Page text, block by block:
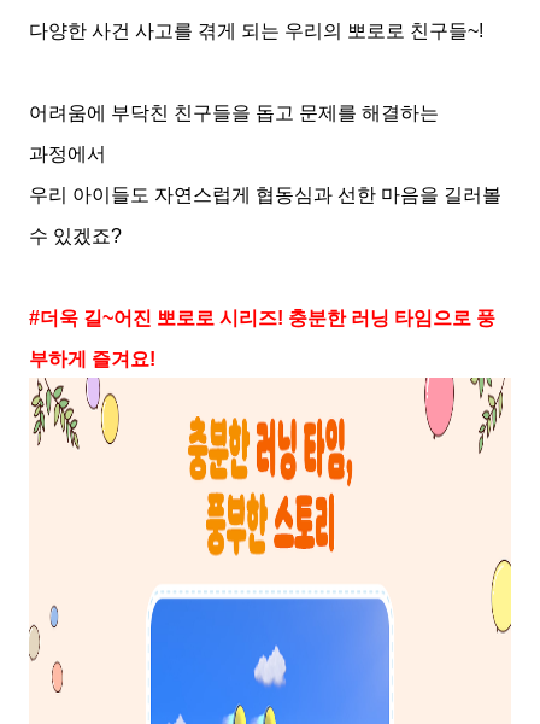
다양한 사건 사고를 겪게 되는 우리의 뽀로로 친구들~!
어려움에 부닥친 친구들을 돕고 문제를 해결하는
과정에서
우리 아이들도 자연스럽게 협동심과 선한 마음을 길러볼
수 있겠죠?
#더욱 길~어진 뽀로로 시리즈! 충분한 러닝 타임으로 풍
부하게 즐겨요!